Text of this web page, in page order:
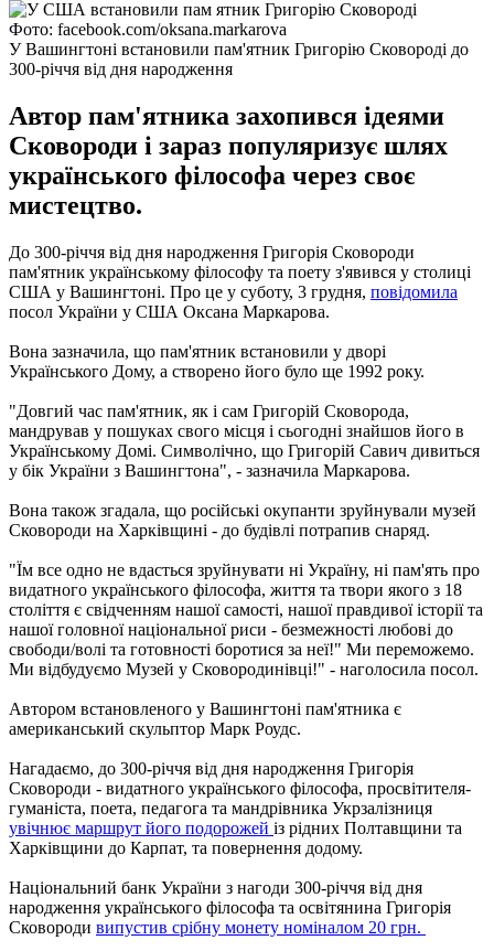
Фото: facebook.com/oksana.markarova
У Вашингтоні встановили пам'ятник Григорію Сковороді до
300-річчя від дня народження
Автор пам'ятника захопився ідеями
Сковороди і зараз популяризує шлях
українського філософа через своє
мистецтво.
До 300-річчя від дня народження Григорія Сковороди
пам'ятник українському філософу та поету з'явився у столиці
США у Вашингтоні. Про це у суботу, 3 грудня, повідомила
посол України у США Оксана Маркарова.
Вона зазначила, що пам'ятник встановили у дворі
Українського Дому, а створено його було ще 1992 року.
"Довгий час пам'ятник, як і сам Григорій Сковорода,
мандрував у пошуках свого місця і сьогодні знайшов його в
Українському Домі. Символічно, що Григорій Савич дивиться
у бік України з Вашингтона", - зазначила Маркарова.
Вона також згадала, що російські окупанти зруйнували музей
Сковороди на Харківщині - до будівлі потрапив снаряд.
"Їм все одно не вдасться зруйнувати ні Україну, ні пам'ять про
видатного українського філософа, життя та твори якого з 18
століття є свідченням нашої самості, нашої правдивої історії та
нашої головної національної риси - безмежності любові до
свободи/волі та готовності боротися за неї!" Ми переможемо.
Ми відбудуємо Музей у Сковородинівці!" - наголосила посол.
Автором встановленого у Вашингтоні пам'ятника є
американський скульптор Марк Роудс.
Нагадаємо, до 300-річчя від дня народження Григорія
Сковороди - видатного українського філософа, просвітителя-
гуманіста, поета, педагога та мандрівника Укрзалізниця
увічнює маршрут його подорожей із рідних Полтавщини та
Харківщини до Карпат, та повернення додому.
Національний банк України з нагоди 300-річчя від дня
народження українського філософа та освітянина Григорія
Сковороди випустив срібну монету номіналом 20 грн.